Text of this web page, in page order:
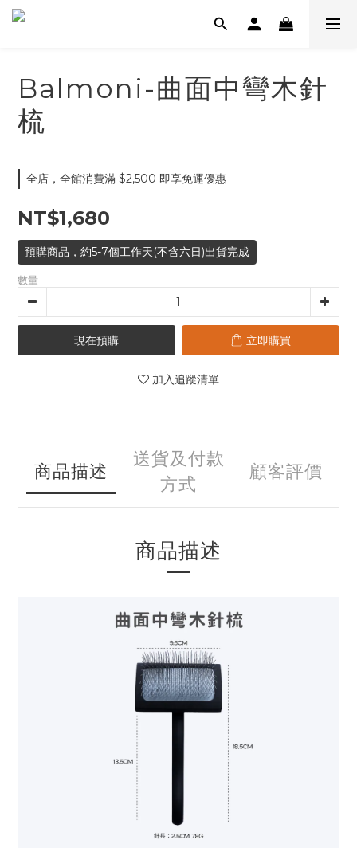
Balmoni-曲面中彎木針
梳
全店，全館消費滿 $2,500 即享免運優惠
NT$1,680
預購商品，約5-7個工作天(不含六日)出貨完成
數量
現在預購 立即購買
加入追蹤清單
商品描述
送貨及付款
方式
顧客評價
商品描述